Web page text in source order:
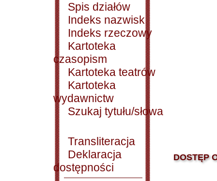
Spis działów
Indeks nazwisk
Indeks rzeczowy
Kartoteka
czasopism
Kartoteka teatrów
Kartoteka
wydawnictw
Szukaj tytułu/słowa
Transliteracja
Deklaracja
dostępności
DOSTĘP